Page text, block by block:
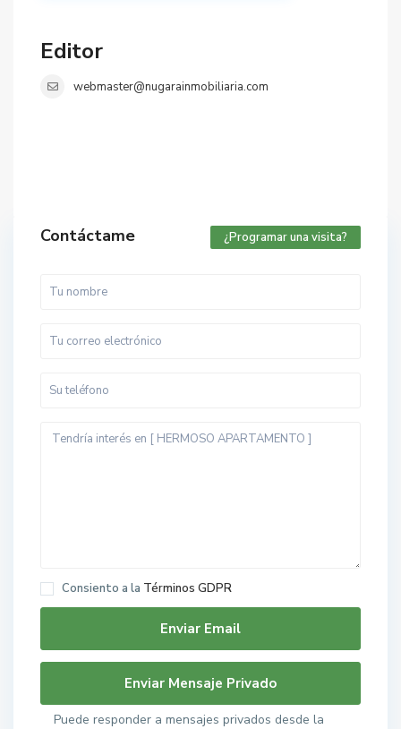
Editor
webmaster@nugarainmobiliaria.com
Contáctame ¿Programar una visita?
Consiento a la Términos GDPR
Puede responder a mensajes privados desde la